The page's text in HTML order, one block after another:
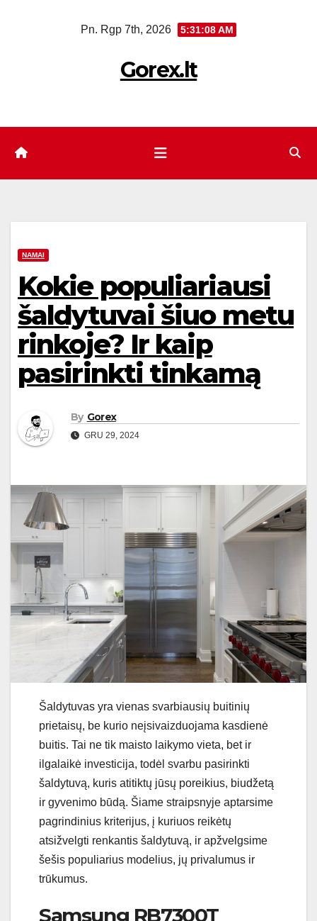
Pn. Rgp 7th, 2026 5:31:08 AM
Gorex.lt
NAMAI
Kokie populiariausi
šaldytuvai šiuo metu
rinkoje? Ir kaip
pasirinkti tinkamą
By Gorex
GRU 29, 2024
Šaldytuvas yra vienas svarbiausių buitinių
prietaisų, be kurio neįsivaizduojama kasdienė
buitis. Tai ne tik maisto laikymo vieta, bet ir
ilgalaikė investicija, todėl svarbu pasirinkti
šaldytuvą, kuris atitiktų jūsų poreikius, biudžetą
ir gyvenimo būdą. Šiame straipsnyje aptarsime
pagrindinius kriterijus, į kuriuos reikėtų
atsižvelgti renkantis šaldytuvą, ir apžvelgsime
šešis populiarius modelius, jų privalumus ir
trūkumus.
Samsung RB7300T